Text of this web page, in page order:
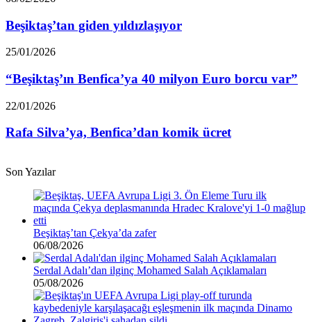
yıldızlaşıyor
Beşiktaş’tan giden yıldızlaşıyor
“Beşiktaş’ın
40
milyon
Euro
borcu
var”
25/01/2026
“Beşiktaş’ın Benfica’ya 40 milyon Euro borcu var”
Rafa
Benfica’dan
22/01/2026
Rafa Silva’ya, Benfica’dan komik ücret
Son Yazılar
Beşiktaş’tan Çekya’da zafer
06/08/2026
Serdal Adalı’dan ilginç Mohamed Salah Açıklamaları
05/08/2026